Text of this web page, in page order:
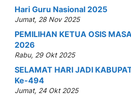
Hari Guru Nasional 2025
Jumat, 28 Nov 2025
PEMILIHAN KETUA OSIS
2026
Rabu, 29 Okt 2025
SELAMAT HARI JADI
Ke-494
Jumat, 24 Okt 2025